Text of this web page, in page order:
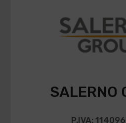
SALERNO
P.IVA: